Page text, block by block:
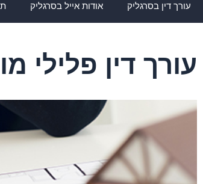
עורך דין בסרגליק אודות אייל בסרגליק
עורך דין פלילי